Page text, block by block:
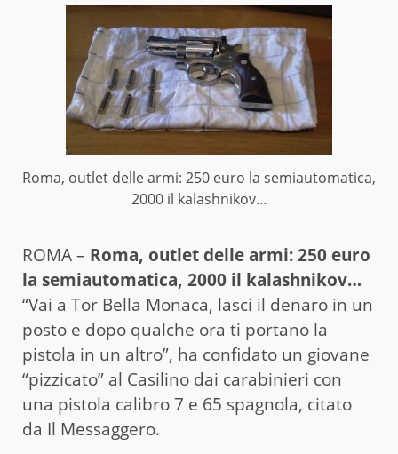
Roma, outlet delle armi: 250 euro la semiautomatica,
2000 il kalashnikov…
ROMA – Roma, outlet delle armi: 250 euro
la semiautomatica, 2000 il kalashnikov…
“Vai a Tor Bella Monaca, lasci il denaro in un
posto e dopo qualche ora ti portano la
pistola in un altro”, ha confidato un giovane
“pizzicato” al Casilino dai carabinieri con
una pistola calibro 7 e 65 spagnola, citato
da Il Messaggero.